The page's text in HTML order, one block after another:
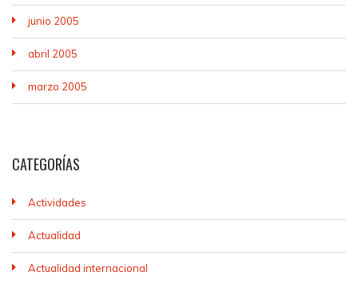
junio 2005
abril 2005
marzo 2005
CATEGORÍAS
Actividades
Actualidad
Actualidad internacional